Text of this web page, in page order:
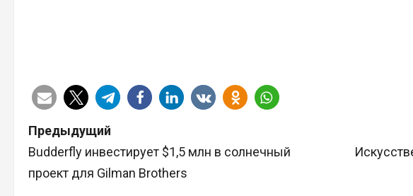
Н
а
Предыдущий
Budderfly инвестирует $1,5 млн в солнечный
проект для Gilman Brothers